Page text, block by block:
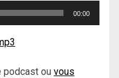
00:00
podcast ou vous